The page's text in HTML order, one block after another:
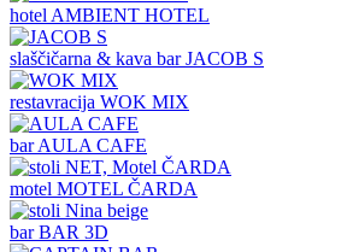
hotel AMBIENT HOTEL
slaščičarna & kava barJACOB S
restavracija WOK MIX
barAULA CAFE
motel MOTEL ČARDA
barBAR 3D